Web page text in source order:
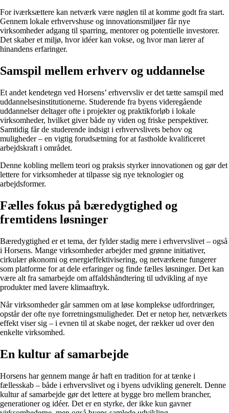
For iværksættere kan netværk være nøglen til at komme godt fra start.
Gennem lokale erhvervshuse og innovationsmiljøer får nye
virksomheder adgang til sparring, mentorer og potentielle investorer.
Det skaber et miljø, hvor idéer kan vokse, og hvor man lærer af
hinandens erfaringer.
Samspil mellem erhverv og uddannelse
Et andet kendetegn ved Horsens’ erhvervsliv er det tætte samspil med
uddannelsesinstitutionerne. Studerende fra byens videregående
uddannelser deltager ofte i projekter og praktikforløb i lokale
virksomheder, hvilket giver både ny viden og friske perspektiver.
Samtidig får de studerende indsigt i erhvervslivets behov og
muligheder – en vigtig forudsætning for at fastholde kvalificeret
arbejdskraft i området.
Denne kobling mellem teori og praksis styrker innovationen og gør det
lettere for virksomheder at tilpasse sig nye teknologier og
arbejdsformer.
Fælles fokus på bæredygtighed og
fremtidens løsninger
Bæredygtighed er et tema, der fylder stadig mere i erhvervslivet – også
i Horsens. Mange virksomheder arbejder med grønne initiativer,
cirkulær økonomi og energieffektivisering, og netværkene fungerer
som platforme for at dele erfaringer og finde fælles løsninger. Det kan
være alt fra samarbejde om affaldshåndtering til udvikling af nye
produkter med lavere klimaaftryk.
Når virksomheder går sammen om at løse komplekse udfordringer,
opstår der ofte nye forretningsmuligheder. Det er netop her, netværkets
effekt viser sig – i evnen til at skabe noget, der rækker ud over den
enkelte virksomhed.
En kultur af samarbejde
Horsens har gennem mange år haft en tradition for at tænke i
fællesskab – både i erhvervslivet og i byens udvikling generelt. Denne
kultur af samarbejde gør det lettere at bygge bro mellem brancher,
generationer og idéer. Det er en styrke, der ikke kun gavner